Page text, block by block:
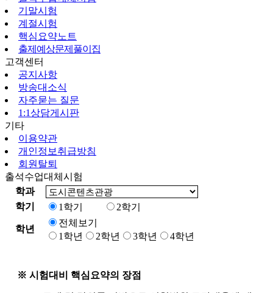
기말시험
계절시험
핵심요약노트
출제예상문제풀이집
고객센터
공지사항
방송대소식
자주묻는 질문
1:1상담게시판
기타
이용약관
개인정보취급방침
회원탈퇴
출석수업대체시험
학과
학기
1학기 2학기
학년
전체보기
1학년
2학년 3학년 4학년
※ 시험대비 핵심요약의 장점